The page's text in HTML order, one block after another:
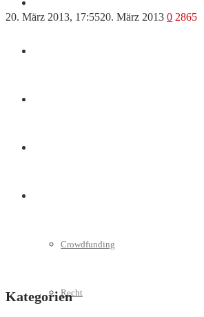
Crowdfunding
Recht
20. März 2013, 17:5520. März 2013 0 2865
Kategorien